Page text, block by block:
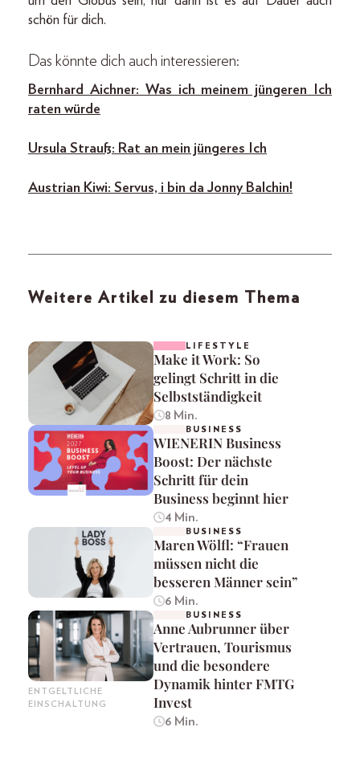
schön für dich.
Das könnte dich auch interessieren:
Bernhard Aichner: Was ich meinem jüngeren Ich
raten würde
Ursula Strauß: Rat an mein jüngeres Ich
Austrian Kiwi: Servus, i bin da Jonny Balchin!
Weitere Artikel zu diesem Thema
LIFESTYLE
Make it Work: So
gelingt Schritt in die
Selbstständigkeit
8 Min.
BUSINESS
WIENERIN Business
Boost: Der nächste
Schritt für dein
Business beginnt hier
4 Min.
BUSINESS
Maren Wölfl: “Frauen
müssen nicht die
besseren Männer sein”
6 Min.
ENTGELTLICHE
EINSCHALTUNG
BUSINESS
Anne Aubrunner über
Vertrauen, Tourismus
und die besondere
Dynamik hinter FMTG
Invest
6 Min.